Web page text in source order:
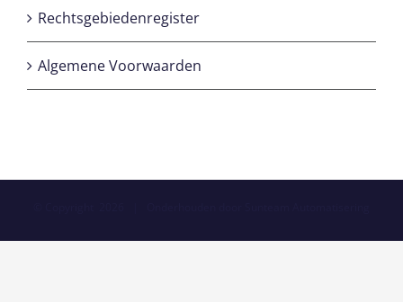
Rechtsgebiedenregister
Algemene Voorwaarden